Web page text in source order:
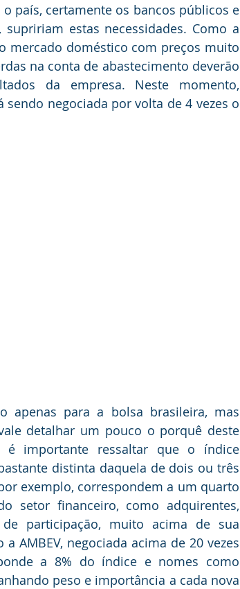
país, certamente os bancos públicos e
estas necessidades. Como a
mercado doméstico com preços muito
na conta de abastecimento deverão
da empresa. Neste momento,
negociada por volta de 4 vezes o
apenas para a bolsa brasileira, mas
detalhar um pouco o porquê deste
é importante ressaltar que o índice
distinta daquela de dois ou três
exemplo, correspondem a um quarto
setor financeiro, como adquirentes,
participação, muito acima de sua
AMBEV, negociada acima de 20 vezes
a 8% do índice e nomes como
peso e importância a cada nova